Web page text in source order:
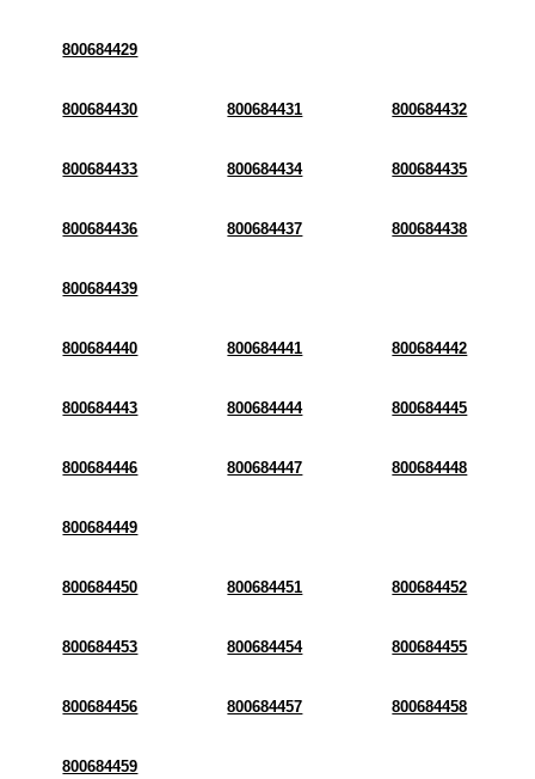
800684429
800684430 800684431 800684432
800684433 800684434 800684435
800684436 800684437 800684438
800684439
800684440 800684441 800684442
800684443 800684444 800684445
800684446 800684447 800684448
800684449
800684450 800684451 800684452
800684453 800684454 800684455
800684456 800684457 800684458
800684459